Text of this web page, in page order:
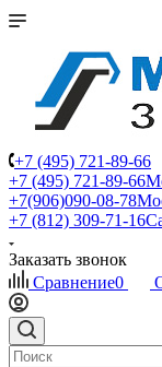
+7 (495) 721-89-66
+7 (495) 721-89-66
+7(906)090-08-78
+7 (812) 309-71-16
Заказать звонок
Сравнение0